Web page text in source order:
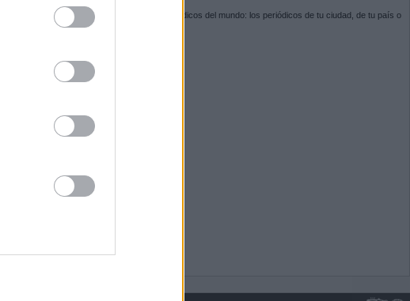
Navega por las portadas de los periódicos del mundo: los periódicos de tu ciudad, de tu país o
del otro extremo del mundo.